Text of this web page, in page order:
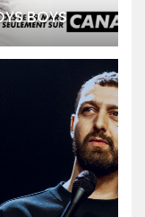
BOYS